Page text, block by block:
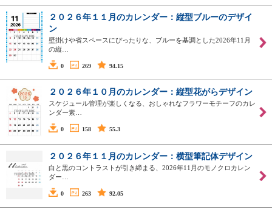
２０２６年１１月のカレンダー：縦型ブルーのデザイ
ン
壁掛けや省スペースにぴったりな、ブルーを基調とした2026年11月
の縦…
0 269 94.15
２０２６年１０月のカレンダー：縦型花がらデザイン
スケジュール管理が楽しくなる、おしゃれなフラワーモチーフのカレ
ンダー素…
0 158 55.3
２０２６年１１月のカレンダー：横型筆記体デザイン
白と黒のコントラストが引き締まる、2026年11月のモノクロカレン
ダー…
0 263 92.05